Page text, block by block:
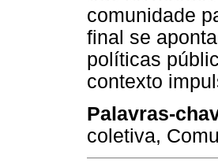
comunidade
final se
políticas
contexto
Palavras-
coletiva,